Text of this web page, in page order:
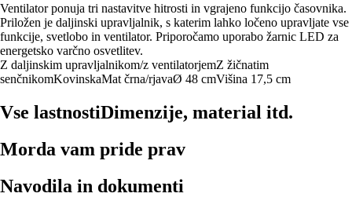
Ventilator ponuja tri nastavitve hitrosti in vgrajeno funkcijo časovnika.
Priložen je daljinski upravljalnik, s katerim lahko ločeno upravljate vse
funkcije, svetlobo in ventilator. Priporočamo uporabo žarnic LED za
energetsko varčno osvetlitev.
Z daljinskim upravljalnikom/z ventilatorjemZ žičnatim
senčnikomKovinskaMat črna/rjavaØ 48 cmVišina 17,5 cm
Vse lastnostiDimenzije, material itd.
Morda vam pride prav
Navodila in dokumenti